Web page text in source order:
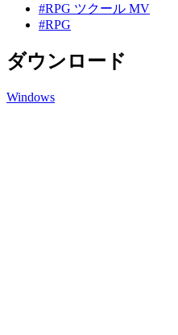
#RPG ツクール MV
#RPG
ダウンロード
Windows